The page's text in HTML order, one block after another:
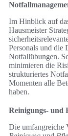
Im Hinblick auf
Hausmeister
Personals und die
Notfallübungen.
minimieren die
strukturiertes
Momenten alle
haben.
Reinigungs- und
Die umfangreiche